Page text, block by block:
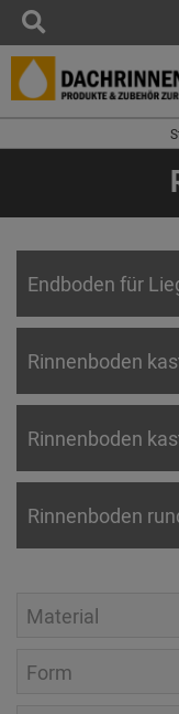
Endboden für
Rinnenboden
Rinnenboden
Rinnenboden
Material
Form